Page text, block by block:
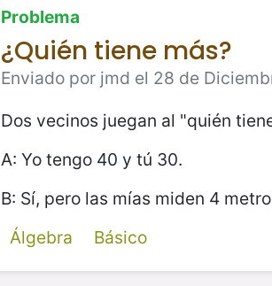
Problema
¿Quién tiene más?
Enviado por jmd el 28 de
Dos vecinos juegan al "quién
A: Yo tengo 40 y tú 30.
B: Sí, pero las mías miden 4
Álgebra
Básico